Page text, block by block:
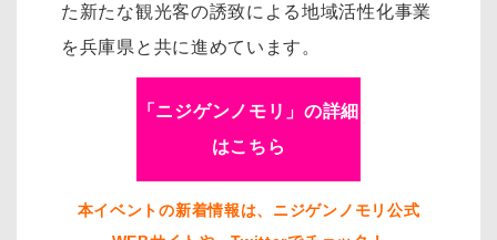
た新たな観光客の誘致による地域活性化事業
を兵庫県と共に進めています。
「ニジゲンノモリ」の詳細
はこちら
本イベントの新着情報は、ニジゲンノモリ公式